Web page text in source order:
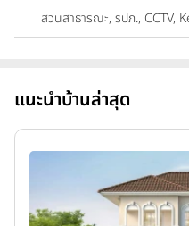
สวนสาธารณะ, รปภ., CCTV,
แนะนำบ้านล่าสุด